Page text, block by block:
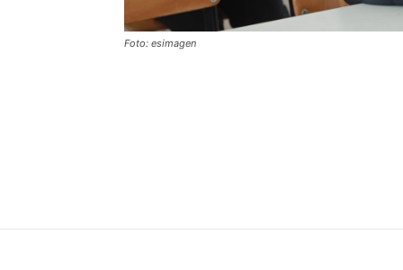
Foto: esimagen